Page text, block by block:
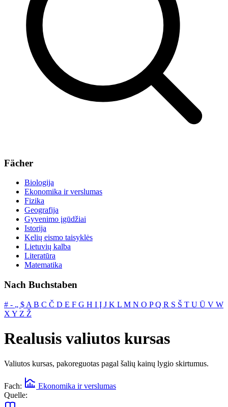
Fächer
Biologija
Ekonomika ir verslumas
Fizika
Geografija
Gyvenimo įgūdžiai
Istorija
Kelių eismo taisyklės
Lietuvių kalba
Literatūra
Matematika
Nach Buchstaben
# ‐ „ $ A B C Č D E F G H I Į J K L M N O PQ R S Š T U Ū V W
X Y Z Ž
Realusis valiutos kursas
Valiutos kursas, pakoreguotas pagal šalių kainų lygio skirtumus.
Fach:
Ekonomika ir verslumas
Quelle: